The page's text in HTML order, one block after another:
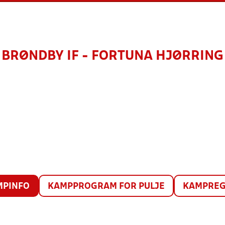
BRØNDBY IF - FORTUNA HJØRRING
KAMPPROGRAM FOR PULJE